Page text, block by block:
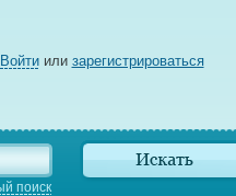
Войтиили зарегистрироваться
поиск